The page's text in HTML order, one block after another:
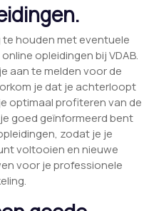
te houden met eventuele
opleidingen bij VDAB.
aan te melden voor de
je dat je achterloopt
optimaal profiteren van de
goed geïnformeerd bent
zodat je je
voltooien en nieuwe
voor je professionele